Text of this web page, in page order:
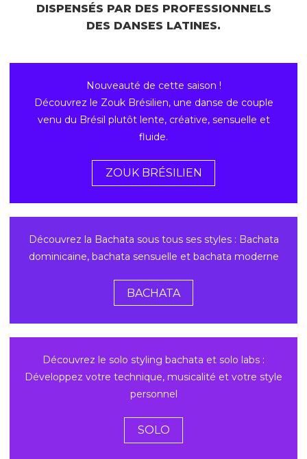
DISPENSÉS PAR DES PROFESSIONNELS
DES DANSES LATINES.
Nouveauté de cette saison !
Découvrez le Zouk Brésilien, une danse de couple
venu du Brésil plutôt lente, créative, sensuelle et
fluide.
ZOUK BRÉSILIEN
Découvrez la Bachata sous tous ses styles : Bachata
dominicaine, bachata sensuelle et bachata moderne
BACHATA
Découvrez le solo styling bachata et solo labs :
Développez votre technique, musicalité et votre style
personnel
SOLO